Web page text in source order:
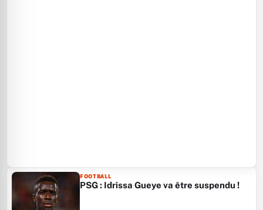
FOOTBALL
PSG : Idrissa Gueye va être suspendu !